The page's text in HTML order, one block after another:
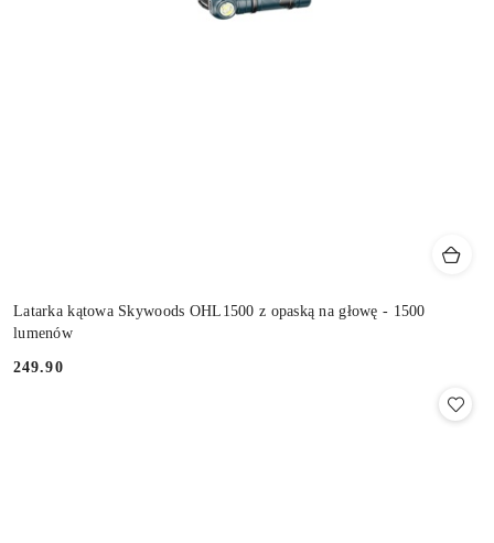
Latarka kątowa Skywoods OHL1500 z opaską na głowę - 1500
lumenów
Cena:
249.90